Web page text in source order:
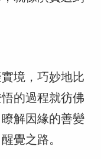
境，巧妙地比
的過程就彷佛
解因緣的善變
覺之路。